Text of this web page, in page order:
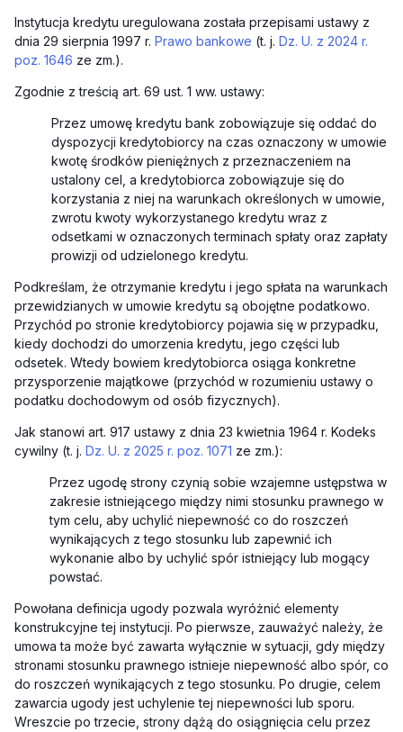
Instytucja kredytu uregulowana została przepisami ustawy z
dnia 29 sierpnia 1997 r. Prawo bankowe (t. j. Dz. U. z 2024 r.
poz. 1646 ze zm.).
Zgodnie z treścią art. 69 ust. 1 ww. ustawy:
Przez umowę kredytu bank zobowiązuje się oddać do
dyspozycji kredytobiorcy na czas oznaczony w umowie
kwotę środków pieniężnych z przeznaczeniem na
ustalony cel, a kredytobiorca zobowiązuje się do
korzystania z niej na warunkach określonych w umowie,
zwrotu kwoty wykorzystanego kredytu wraz z
odsetkami w oznaczonych terminach spłaty oraz zapłaty
prowizji od udzielonego kredytu.
Podkreślam, że otrzymanie kredytu i jego spłata na warunkach
przewidzianych w umowie kredytu są obojętne podatkowo.
Przychód po stronie kredytobiorcy pojawia się w przypadku,
kiedy dochodzi do umorzenia kredytu, jego części lub
odsetek. Wtedy bowiem kredytobiorca osiąga konkretne
przysporzenie majątkowe (przychód w rozumieniu ustawy o
podatku dochodowym od osób fizycznych).
Jak stanowi art. 917 ustawy z dnia 23 kwietnia 1964 r. Kodeks
cywilny (t. j. Dz. U. z 2025 r. poz. 1071 ze zm.):
Przez ugodę strony czynią sobie wzajemne ustępstwa w
zakresie istniejącego między nimi stosunku prawnego w
tym celu, aby uchylić niepewność co do roszczeń
wynikających z tego stosunku lub zapewnić ich
wykonanie albo by uchylić spór istniejący lub mogący
powstać.
Powołana definicja ugody pozwala wyróżnić elementy
konstrukcyjne tej instytucji. Po pierwsze, zauważyć należy, że
umowa ta może być zawarta wyłącznie w sytuacji, gdy między
stronami stosunku prawnego istnieje niepewność albo spór, co
do roszczeń wynikających z tego stosunku. Po drugie, celem
zawarcia ugody jest uchylenie tej niepewności lub sporu.
Wreszcie po trzecie, strony dążą do osiągnięcia celu przez